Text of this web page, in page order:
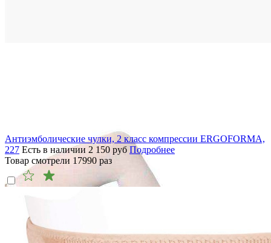
Антиэмболические чулки, 2 класс компрессии ERGOFORMA,
227 Есть в наличии 2 150 руб Подробнее
Товар смотрели 17990 раз